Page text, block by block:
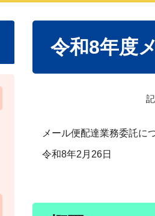
令和8年度
メール便配達業務委託に
令和8年2月26日